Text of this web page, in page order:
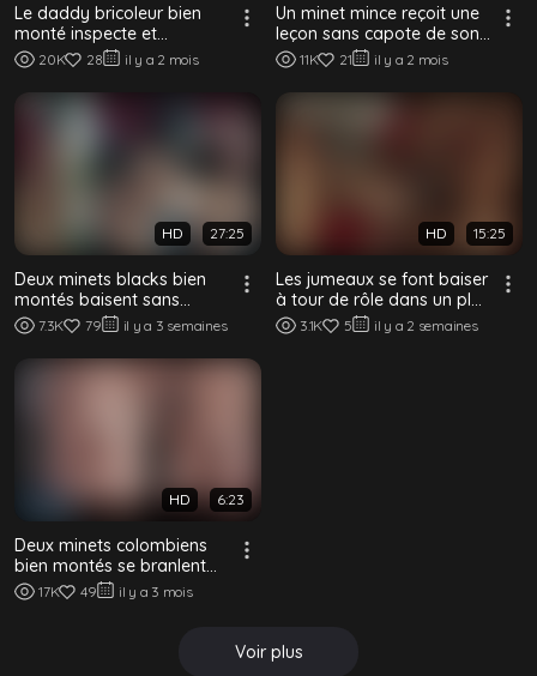
Le daddy bricoleur bien
monté inspecte et
ensemence son client
minet sans capote
20K 28 il y a 2 mois
Un minet mince reçoit une
leçon sans capote de son
pote black bien monté
11K 21 il y a 2 mois
HD 27:25
Deux minets blacks bien
montés baisent sans
capote dans une chambre
colorée
7.3K 79 il y a 3 semaines
HD 15:25
Les jumeaux se font baiser
à tour de rôle dans un plan
à quatre black bien monté
3.1K 5 il y a 2 semaines
HD 6:23
Deux minets colombiens
bien montés se branlent
ensemble et lâchent des
giclées éno...
17K 49 il y a 3 mois
Voir plus